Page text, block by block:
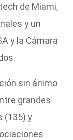
de Miami,
y un
y la Cámara
sin ánimo
grandes
(135) y